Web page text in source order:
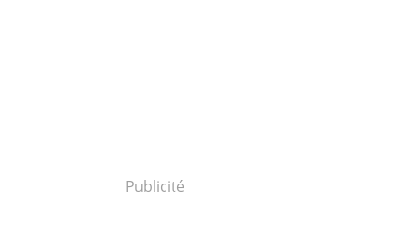
Publicité